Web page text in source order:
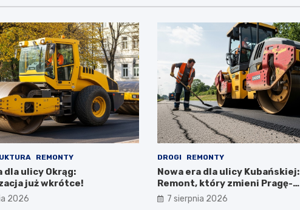
REMONTY
dla ulicy Okrąg:
już wkrótce!
2026
DROGI REMONTY
Nowa era dla ulicy Kubańskiej:
Remont, który zmieni Pragę-
Południe!
7 sierpnia 2026